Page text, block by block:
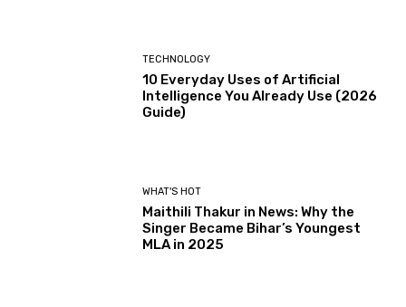
TECHNOLOGY
10 Everyday Uses of Artificial
Intelligence You Already Use (2026
Guide)
WHAT'S HOT
Maithili Thakur in News: Why the
Singer Became Bihar’s Youngest
MLA in 2025